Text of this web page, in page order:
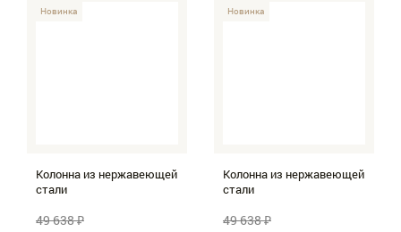
-30%
Новинка
Колонна из нержавеющей
стали
49 638 ₽
-30%
Новинка
Колонна из нержавеющей
стали
49 638 ₽